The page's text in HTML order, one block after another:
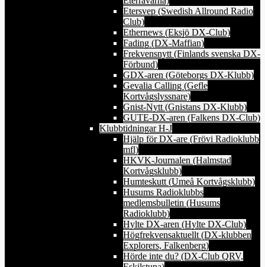
Etersvep (Swedish Allround Radio
Club)
Ethernews (Eksjö DX-Club)
Fading (DX-Maffian)
Frekvensnytt (Finlands svenska DX-
Förbund)
GDX-aren (Göteborgs DX-Klubb)
Gevalia Calling (Gefle
Kortvågslyssnare)
Gnist-Nytt (Gnistans DX-Klubb)
GUTE-DX-aren (Falkens DX-Club)
Klubbtidningar H-J
Hjälp för DX-are (Frövi Radioklubb
mfl)
HKVK-Journalen (Halmstad
Kortvågsklubb)
Humteskutt (Umeå Kortvågsklubb)
Husums Radioklubbs
medlemsbulletin (Husums
Radioklubb)
Hylte DX-aren (Hylte DX-Club)
Högfrekvensaktuellt (DX-klubben
Explorers, Falkenberg)
Hörde inte du? (DX-Club QRV,